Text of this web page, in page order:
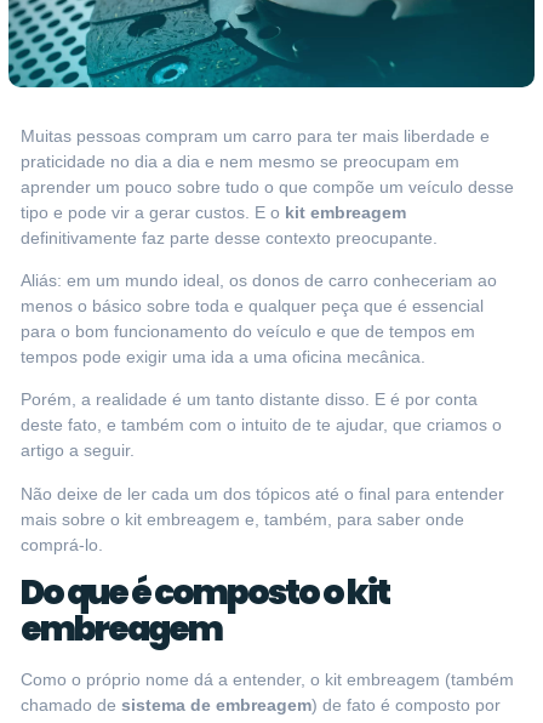
Muitas pessoas compram um carro para ter mais liberdade e
praticidade no dia a dia e nem mesmo se preocupam em
aprender um pouco sobre tudo o que compõe um veículo desse
tipo e pode vir a gerar custos. E o kit embreagem
definitivamente faz parte desse contexto preocupante.
Aliás: em um mundo ideal, os donos de carro conheceriam ao
menos o básico sobre toda e qualquer peça que é essencial
para o bom funcionamento do veículo e que de tempos em
tempos pode exigir uma ida a uma oficina mecânica.
Porém, a realidade é um tanto distante disso. E é por conta
deste fato, e também com o intuito de te ajudar, que criamos o
artigo a seguir.
Não deixe de ler cada um dos tópicos até o final para entender
mais sobre o kit embreagem e, também, para saber onde
comprá-lo.
Do que é composto o kit
embreagem
Como o próprio nome dá a entender, o kit embreagem (também
chamado de sistema de embreagem) de fato é composto por